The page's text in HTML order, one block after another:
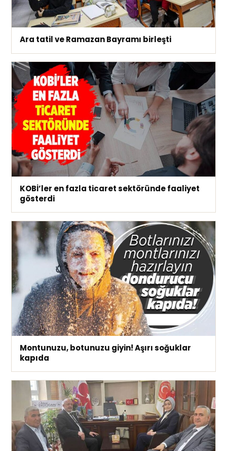
Ara tatil ve Ramazan Bayramı birleşti
KOBİ’ler en fazla ticaret sektöründe faaliyet
gösterdi
Montunuzu, botunuzu giyin! Aşırı soğuklar
kapıda